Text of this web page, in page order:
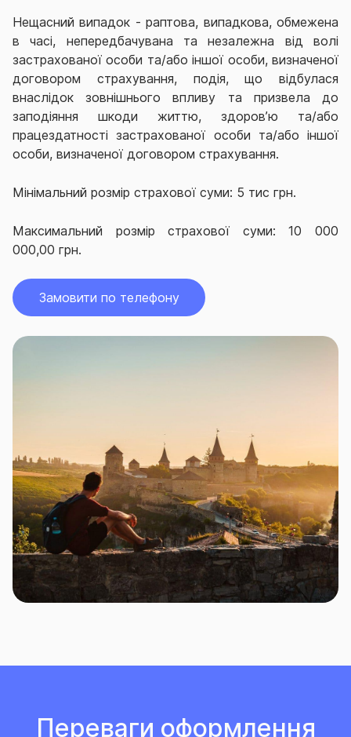
Нещасний випадок - раптова, випадкова, обмежена
в часі, непередбачувана та незалежна від волі
застрахованої особи та/або іншої особи, визначеної
договором страхування, подія, що відбулася
внаслідок зовнішнього впливу та призвела до
заподіяння шкоди життю, здоров’ю та/або
працездатності застрахованої особи та/або іншої
особи, визначеної договором страхування.
Мінімальний розмір страхової суми: 5 тис грн.
Максимальний розмір страхової суми: 10 000
000,00 грн.
Замовити по телефону
Переваги оформлення